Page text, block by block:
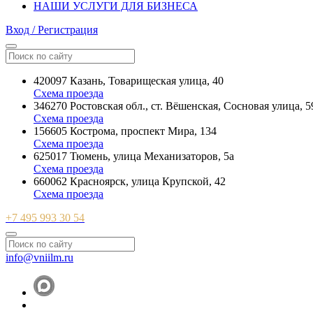
НАШИ УСЛУГИ ДЛЯ БИЗНЕСА
Вход / Регистрация
420097 Казань, Товарищеская улица, 40
Схема проезда
346270 Ростовская обл., ст. Вёшенская, Сосновая улица,
Схема проезда
156605 Кострома, проспект Мира, 134
Схема проезда
625017 Тюмень, улица Механизаторов, 5а
Схема проезда
660062 Красноярск, улица Крупской, 42
Схема проезда
+7 495 993 30 54
info@vniilm.ru